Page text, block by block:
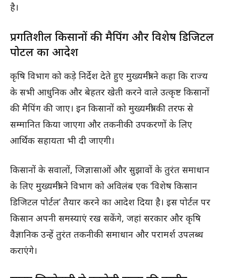
है।
प्रगतिशील किसानों की मैपिंग और विशेष डिजिटल
पोर्टल का आदेश
कृषि विभाग को कड़े निर्देश देते हुए मुख्यमंत्री ने कहा कि राज्य
के सभी आधुनिक और बेहतर खेती करने वाले उत्कृष्ट किसानों
की मैपिंग की जाए। इन किसानों को मुख्यमंत्री की तरफ से
सम्मानित किया जाएगा और तकनीकी उपकरणों के लिए
आर्थिक सहायता भी दी जाएगी।
किसानों के सवालों, जिज्ञासाओं और सुझावों के तुरंत समाधान
के लिए मुख्यमंत्री ने विभाग को अविलंब एक ‘विशेष किसान
डिजिटल पोर्टल’ तैयार करने का आदेश दिया है। इस पोर्टल पर
किसान अपनी समस्याएं रख सकेंगे, जहां सरकार और कृषि
वैज्ञानिक उन्हें तुरंत तकनीकी समाधान और परामर्श उपलब्ध
कराएंगे।